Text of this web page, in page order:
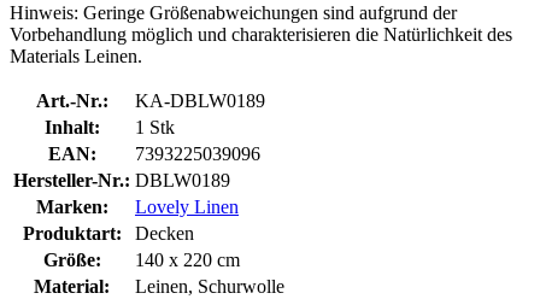
Hinweis: Geringe Größenabweichungen sind aufgrund der
Vorbehandlung möglich und charakterisieren die Natürlichkeit des
Materials Leinen.
Art.-Nr.:
KA-DBLW0189
Inhalt:
1 Stk
EAN:
7393225039096
Hersteller-Nr.: DBLW0189
Marken:
Lovely Linen
Produktart:
Decken
Größe:
140 x 220 cm
Material:
Leinen, Schurwolle